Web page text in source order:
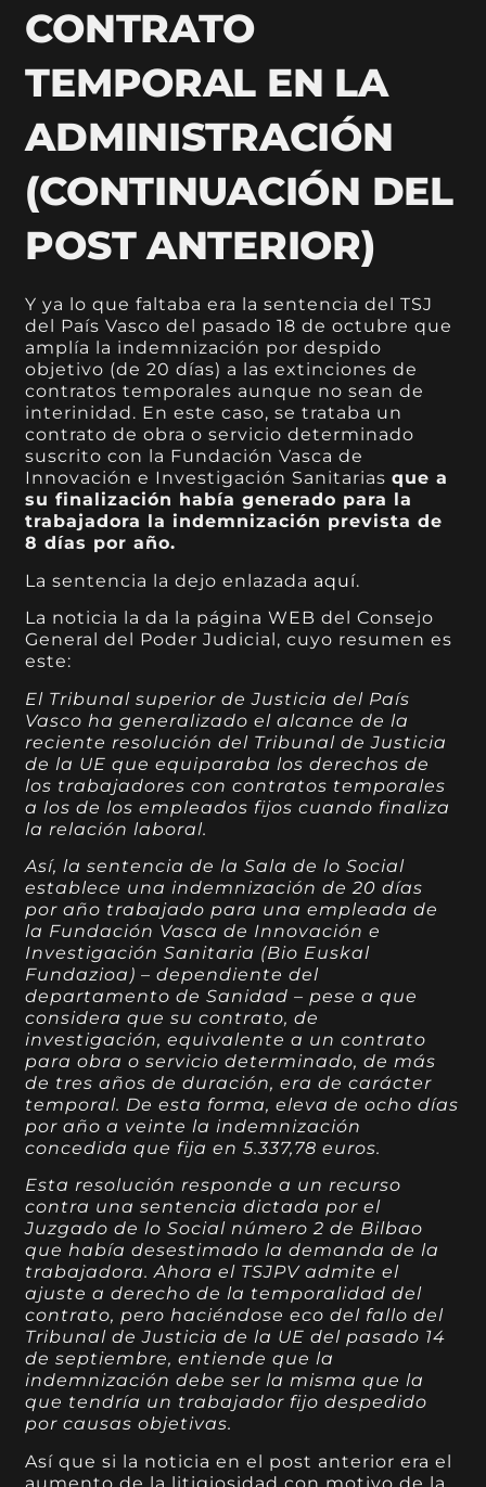
CONTRATO
TEMPORAL EN LA
ADMINISTRACIÓN
(CONTINUACIÓN DEL
POST ANTERIOR)
Y ya lo que faltaba era la sentencia del TSJ
del País Vasco del pasado 18 de octubre que
amplía la indemnización por despido
objetivo (de 20 días) a las extinciones de
contratos temporales aunque no sean de
interinidad. En este caso, se trataba un
contrato de obra o servicio determinado
suscrito con la Fundación Vasca de
Innovación e Investigación Sanitariasque a
su finalización había generado para la
trabajadora la indemnización prevista de
8 días por año.
La sentencia la dejo enlazada aquí.
La noticia la da la página WEB del Consejo
General del Poder Judicial, cuyo resumen es
este:
El Tribunal superior de Justicia del País
Vasco ha generalizado el alcance de la
reciente resolución del Tribunal de Justicia
de la UE que equiparaba los derechos de
los trabajadores con contratos temporales
a los de los empleados fijos cuando finaliza
la relación laboral.
Así, la sentencia de la Sala de lo Social
establece una indemnización de 20 días
por año trabajado para una empleada de
la Fundación Vasca de Innovación e
Investigación Sanitaria (Bio Euskal
Fundazioa) – dependiente del
departamento de Sanidad – pese a que
considera que su contrato, de
investigación, equivalente a un contrato
para obra o servicio determinado, de más
de tres años de duración, era de carácter
temporal. De esta forma, eleva de ocho días
por año a veinte la indemnización
concedida que fija en 5.337,78 euros.
Esta resolución responde a un recurso
contra una sentencia dictada por el
Juzgado de lo Social número 2 de Bilbao
que había desestimado la demanda de la
trabajadora. Ahora el TSJPV admite el
ajuste a derecho de la temporalidad del
contrato, pero haciéndose eco del fallo del
Tribunal de Justicia de la UE del pasado 14
de septiembre, entiende que la
indemnización debe ser la misma que la
que tendría un trabajador fijo despedido
por causas objetivas.
Así que si la noticia en el post anterior era el
aumento de la litigiosidad con motivo de la